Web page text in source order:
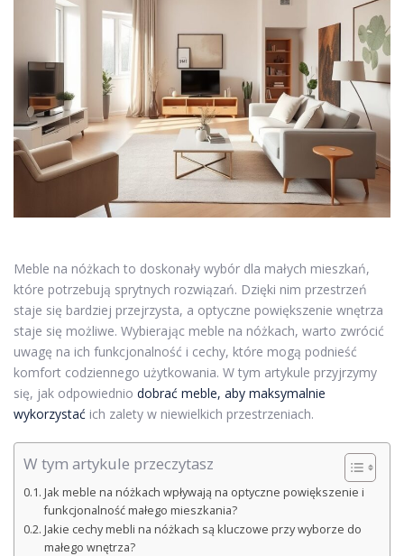
Meble na nóżkach to doskonały wybór dla małych mieszkań,
które potrzebują sprytnych rozwiązań. Dzięki nim przestrzeń
staje się bardziej przejrzysta, a optyczne powiększenie wnętrza
staje się możliwe. Wybierając meble na nóżkach, warto zwrócić
uwagę na ich funkcjonalność i cechy, które mogą podnieść
komfort codziennego użytkowania. W tym artykule przyjrzymy
się, jak odpowiednio dobrać meble, aby maksymalnie
wykorzystać ich zalety w niewielkich przestrzeniach.
W tym artykule przeczytasz
Jak meble na nóżkach wpływają na optyczne powiększenie i
funkcjonalność małego mieszkania?
Jakie cechy mebli na nóżkach są kluczowe przy wyborze do
małego wnętrza?